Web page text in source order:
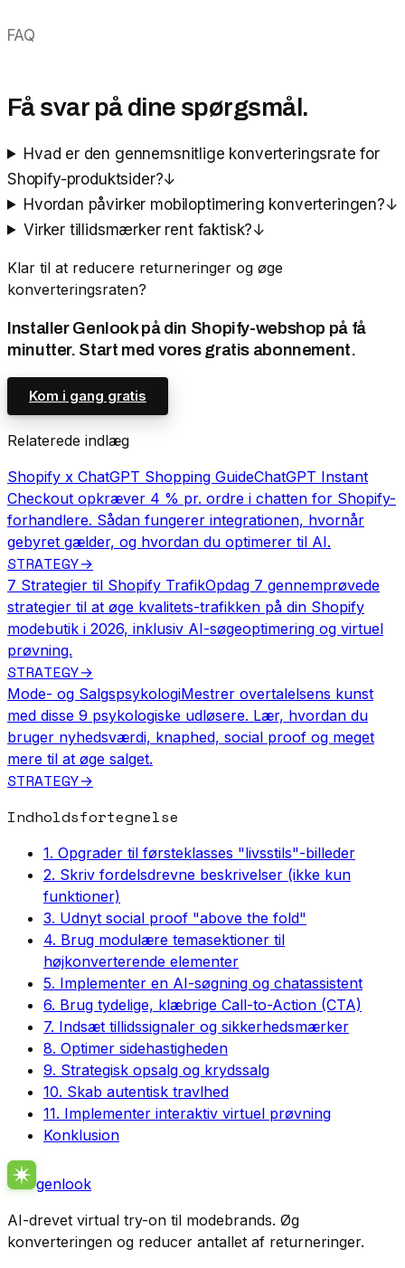
FAQ
Få svar på dine spørgsmål.
Hvad er den gennemsnitlige konverteringsrate for
Shopify-produktsider?↓
Hvordan påvirker mobiloptimering konverteringen?↓
Virker tillidsmærker rent faktisk?↓
Klar til at reducere returneringer og øge
konverteringsraten?
Installer Genlook på din Shopify-webshop på få
minutter. Start med vores gratis abonnement.
Kom i gang gratis
Relaterede indlæg
Shopify x ChatGPT Shopping GuideChatGPT Instant
Checkout opkræver 4 % pr. ordre i chatten for Shopify-
forhandlere. Sådan fungerer integrationen, hvornår
gebyret gælder, og hvordan du optimerer til AI.
STRATEGY→
7 Strategier til Shopify TrafikOpdag 7 gennemprøvede
strategier til at øge kvalitets-trafikken på din Shopify
modebutik i 2026, inklusiv AI-søgeoptimering og virtuel
prøvning.
STRATEGY→
Mode- og SalgspsykologiMestrer overtalelsens kunst
med disse 9 psykologiske udløsere. Lær, hvordan du
bruger nyhedsværdi, knaphed, social proof og meget
mere til at øge salget.
STRATEGY→
Indholdsfortegnelse
1. Opgrader til førsteklasses "livsstils"-billeder
2. Skriv fordelsdrevne beskrivelser (ikke kun
funktioner)
3. Udnyt social proof "above the fold"
4. Brug modulære temasektioner til
højkonverterende elementer
5. Implementer en AI-søgning og chatassistent
6. Brug tydelige, klæbrige Call-to-Action (CTA)
7. Indsæt tillidssignaler og sikkerhedsmærker
8. Optimer sidehastigheden
9. Strategisk opsalg og krydssalg
10. Skab autentisk travlhed
11. Implementer interaktiv virtuel prøvning
Konklusion
genlook
AI-drevet virtual try-on til modebrands. Øg
konverteringen og reducer antallet af returneringer.